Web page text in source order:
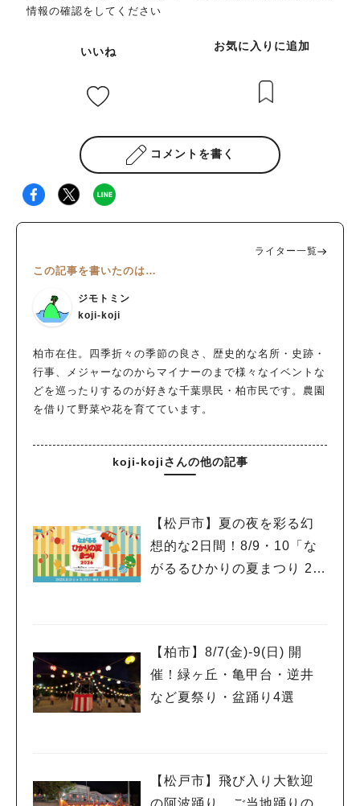
情報の確認をしてください
いいね お気に入りに追加
コメントを書く
ライター一覧
この記事を書いたのは…
ジモトミン
koji-koji
柏市在住。四季折々の季節の良さ、歴史的な名所・史跡・
行事、メジャーなのからマイナーのまで様々なイベントな
どを巡ったりするのが好きな千葉県民・柏市民です。農園
を借りて野菜や花を育てています。
koji-kojiさんの他の記事
【松戸市】夏の夜を彩る幻
想的な2日間！8/9・10「な
がるるひかりの夏まつり 20
【柏市】8/7(金)‐9(日) 開
催！緑ヶ丘・亀甲台・逆井
など夏祭り・盆踊り4選
【松戸市】飛び入り大歓迎
の阿波踊り、ご当地踊りの
#ラーメン#ショッピング#カフェ
#教えたい/こんなの見つけた